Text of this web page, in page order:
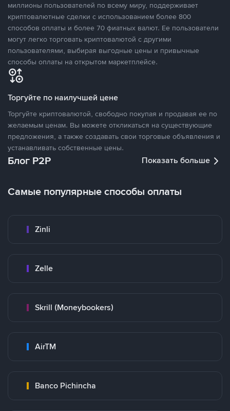
миллионы пользователей по всему миру, поддерживает
криптовалютные сделки с использованием более 800
способов оплаты и более 70 фиатных валют. Ее пользователи
могут легко торговать криптовалютой с другими
пользователями, выбирая выгодные цены и привычные
способы оплаты на открытом маркетплейсе.
Торгуйте по наилучшей цене
Торгуйте криптовалютой, свободно покупая и продавая ее по
желаемым ценам. Вы можете откликаться на существующие
предложения, а также создавать свои торговые объявления и
устанавливать собственные цены.
Блог P2P Показать больше
Самые популярные способы оплаты
Zinli
Zelle
Skrill (Moneybookers)
AirTM
Banco Pichincha